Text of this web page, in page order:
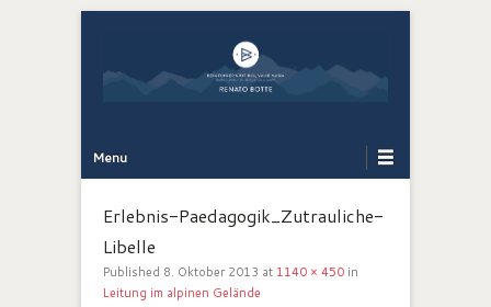
Menu
Erlebnis-Paedagogik_Zutrauliche-
Libelle
Published 8. Oktober 2013 at 1140 × 450 in
Leitung im alpinen Gelände